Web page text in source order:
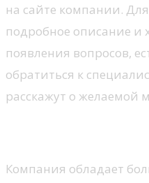
на сайте компании.
подробное описание и
появления вопросов,
обратиться к
расскажут о желаемой
Компания обладает